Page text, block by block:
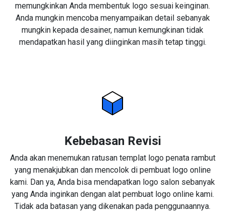
memungkinkan Anda membentuk logo sesuai keinginan.
Anda mungkin mencoba menyampaikan detail sebanyak
mungkin kepada desainer, namun kemungkinan tidak
mendapatkan hasil yang diinginkan masih tetap tinggi.
Kebebasan Revisi
Anda akan menemukan ratusan templat logo penata rambut
yang menakjubkan dan mencolok di pembuat logo online
kami. Dan ya, Anda bisa mendapatkan logo salon sebanyak
yang Anda inginkan dengan alat pembuat logo online kami.
Tidak ada batasan yang dikenakan pada penggunaannya.